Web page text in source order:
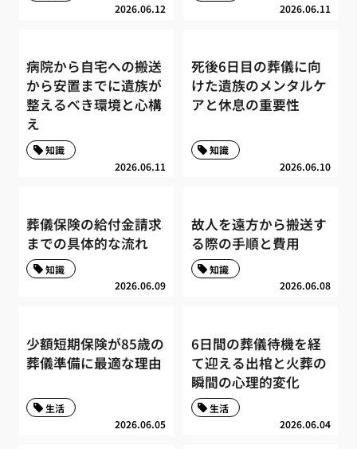
2026.06.12 2026.06.11
病院から自宅への搬送
から安置までに遺族が
整えるべき環境と心構
え
2026.06.11
知識
死後6日目の葬儀に向
けた遺族のメンタルケ
アと休息の重要性
2026.06.10
知識
葬儀保険の給付金請求
までの具体的な流れ
2026.06.09
知識
故人を遠方から搬送す
る際の手順と費用
2026.06.08
知識
少額短期保険が85歳の
葬儀準備に最適な理由
2026.06.05
生活
6日間の葬儀待機を経
て迎える出棺と火葬の
瞬間の心理的変化
2026.06.04
生活